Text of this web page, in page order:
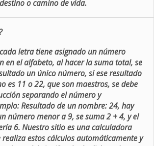
o camino de vida.
letra tiene asignado un número
en el alfabeto, al hacer la suma total, se
un único número, si ese resultado
es 11 o 22, que son maestros, se debe
separando el número y
Resultado de un nombre: 24, hay
número menor a 9, se suma 2 + 4, y el
6. Nuestro sitio es una calculadora
estos cálculos automáticamente y